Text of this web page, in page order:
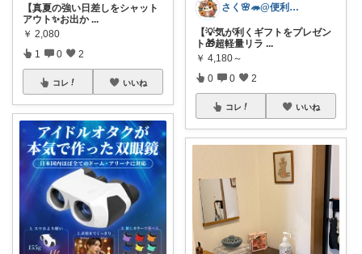
【真夏の強い日差しをシャット
アウト✨お出か ...
￥ 2,080
1 0 2
コレ いいね
さく🌸🦔@便利でかわいいを探す旅
【💡気が利くギフトをプレゼン
ト🎁超軽量リラ ...
￥ 4,180～
0 0 2
コレ いいね